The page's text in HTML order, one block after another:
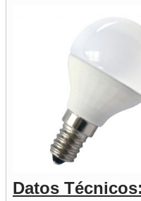
Datos